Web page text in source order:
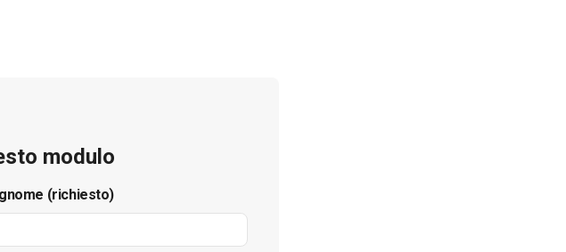
modulo
(richiesto)